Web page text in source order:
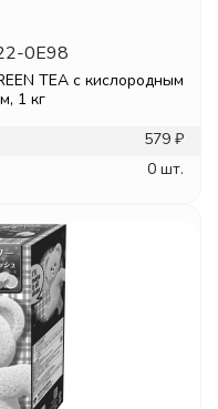
0E98
TEA с кислородным
1 кг
579 ₽
0 шт.